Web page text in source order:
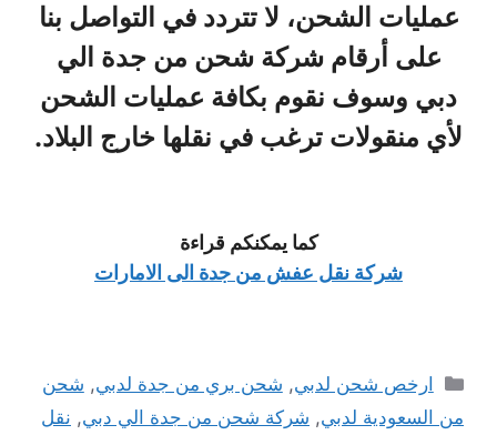
عمليات الشحن، لا تتردد في التواصل بنا
على أرقام شركة شحن من جدة الي
دبي وسوف نقوم بكافة عمليات الشحن
لأي منقولات ترغب في نقلها خارج البلاد.
كما يمكنكم قراءة
شركة نقل عفش من جدة الى الامارات
التصنيفات
ارخص شحن لدبي , شحن بري من جدة لدبي , شحن
من السعودية لدبي , شركة شحن من جدة الي دبي , نقل